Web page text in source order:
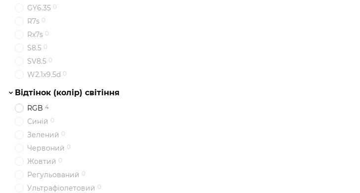
GY6.35 0
R7s 0
Rx7s 0
S8.5 0
SV8.5 0
W2.1x9.5d 0
Відтінок (колір) світіння
RGB 4
Синій 0
Зелений 0
Червоний 0
Жовтий 0
Регульований 0
Ультрафіолетовий 0